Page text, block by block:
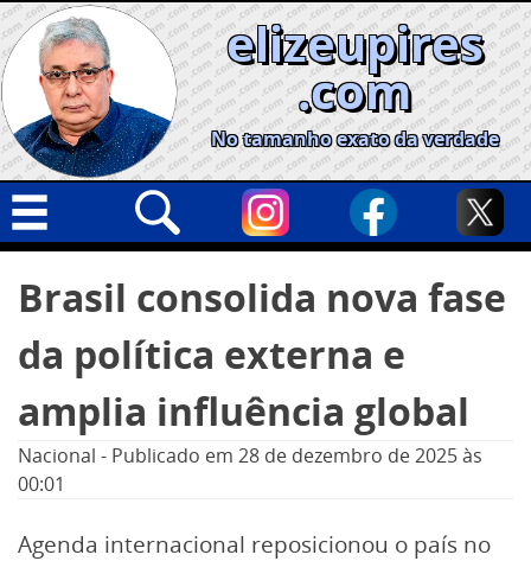
Skip
to
content
elizeupires
.com
No tamanho exato da verdade
Geral
Cidades
Nacional
Opinião
por:
Brasil consolida nova fase
da política externa e
amplia influência global
Nacional - Publicado em 28 de dezembro de 2025às
00:01
Agenda internacional reposicionou o país no